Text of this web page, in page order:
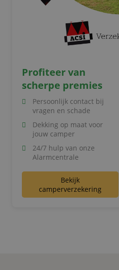
Profiteer van
scherpe premies
Persoonlijk contact bij
vragen en schade
Dekking op maat voor
jouw camper
24/7 hulp van onze
Alarmcentrale
Bekijk
camperverzekering